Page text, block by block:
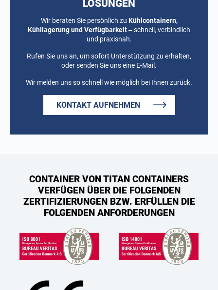
LÖSUNGEN
Wir beraten Sie persönlich zu Kühlcontainern,
Kühllagerung und Verfügbarkeit– schnell, verbindlich
und praxisnah.
Rufen Sie uns an, um sofort Unterstützung zu erhalten,
oder senden Sie uns eine E-Mail.
Wir melden uns so schnell wie möglich bei Ihnen zurück.
KONTAKT AUFNEHMEN
CONTAINER VON TITAN CONTAINERS
VERFÜGEN ÜBER DIE FOLGENDEN
ZERTIFIZIERUNGEN BZW. ERFÜLLEN DIE
FOLGENDEN ANFORDERUNGEN